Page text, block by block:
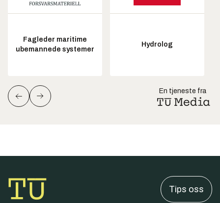
Fagleder maritime
ubemannede systemer
Hydrolog
En tjeneste fra
Tips oss